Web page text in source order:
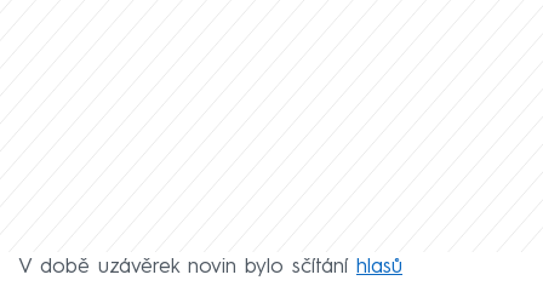
V době uzávěrek novin bylo sčítání hlasů